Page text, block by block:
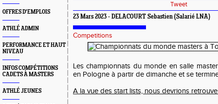
OFFRES D'EMPLOIS
ATHLÉ ADMIN
PERFORMANCE ET HAUT
NIVEAU
INFOS COMPÉTITIONS
CADETS À MASTERS
ATHLÉ JEUNES
Tweet
23 Mars 2023 - DELACOURT Sebastien (Salarié LNA)
Competitions
Les championnats du monde en salle
en Pologne à partir de dimanche et se
A la vue des start lists, nous devrions